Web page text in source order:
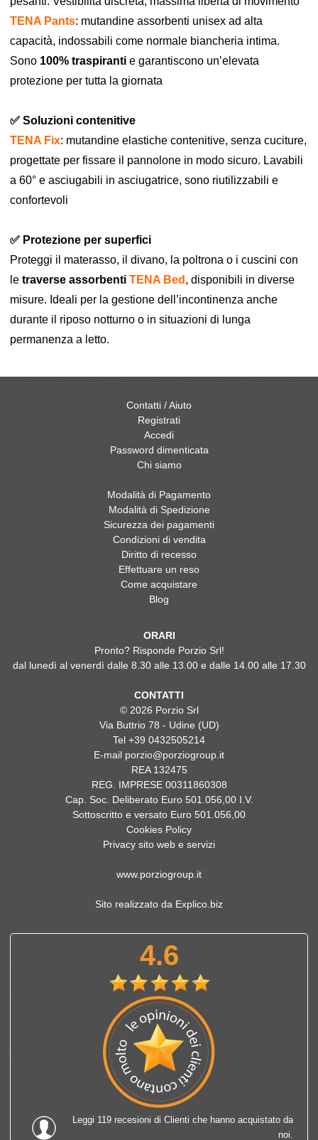
TENA Pants: mutandine assorbenti unisex ad alta
capacità, indossabili come normale biancheria intima.
Sono 100% traspiranti e garantiscono un’elevata
protezione per tutta la giornata
✅ Soluzioni contenitive
TENA Fix: mutandine elastiche contenitive, senza cuciture,
progettate per fissare il pannolone in modo sicuro. Lavabili
a 60° e asciugabili in asciugatrice, sono riutilizzabili e
confortevoli
✅ Protezione per superfici
Proteggi il materasso, il divano, la poltrona o i cuscini con
le traverse assorbenti TENA Bed , disponibili in diverse
misure. Ideali per la gestione dell’incontinenza anche
durante il riposo notturno o in situazioni di lunga
permanenza a letto.
Contatti / Aiuto
Registrati
Accedi
Password dimenticata
Chi siamo
Modalità di Pagamento
Modalità di Spedizione
Sicurezza dei pagamenti
Condizioni di vendita
Diritto di recesso
Effettuare un reso
Come acquistare
Blog
ORARI
Pronto? Risponde Porzio Srl!
dal lunedì al venerdì dalle 8.30 alle 13.00 e dalle 14.00 alle 17.30
CONTATTI
© 2026 Porzio Srl
Via Buttrio 78 - Udine (UD)
Tel+39 0432505214
E-mailporzio@porziogroup.it
REA 132475
REG. IMPRESE 00311860308
Cap. Soc. Deliberato Euro 501.056,00 I.V.
Sottoscritto e versato Euro 501.056,00
Cookies Policy
Privacy sito web e servizi
www.porziogroup.it
Sito realizzato da Explico.biz
4.6
Leggi119 recesionidi Clienti che hanno acquistato da
noi.